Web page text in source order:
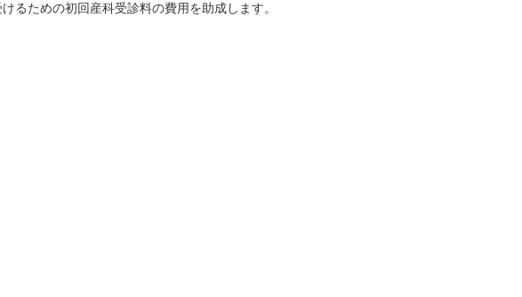
るための初回産科受診料の費用を助成します。